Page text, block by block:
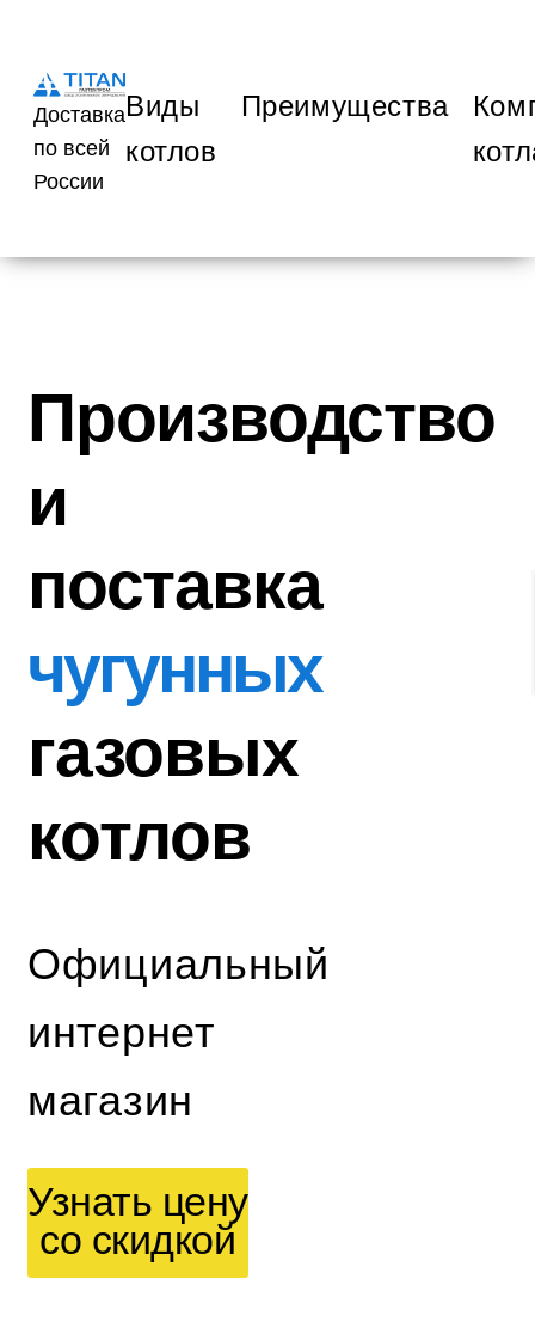
Доставка
по всей
России
Виды
котлов
Преимущества
Производство
и
поставка
чугунных
газовых
котлов
Официальный
интернет
магазин
Узнать цену
со скидкой